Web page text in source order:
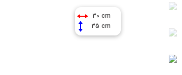
30 cm
35 cm